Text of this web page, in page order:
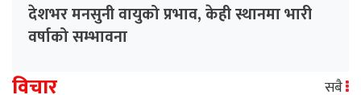
देशभर मनसुनी वायुको प्रभाव, केही स्थानमा भारी
वर्षाको सम्भावना
विचार सबै